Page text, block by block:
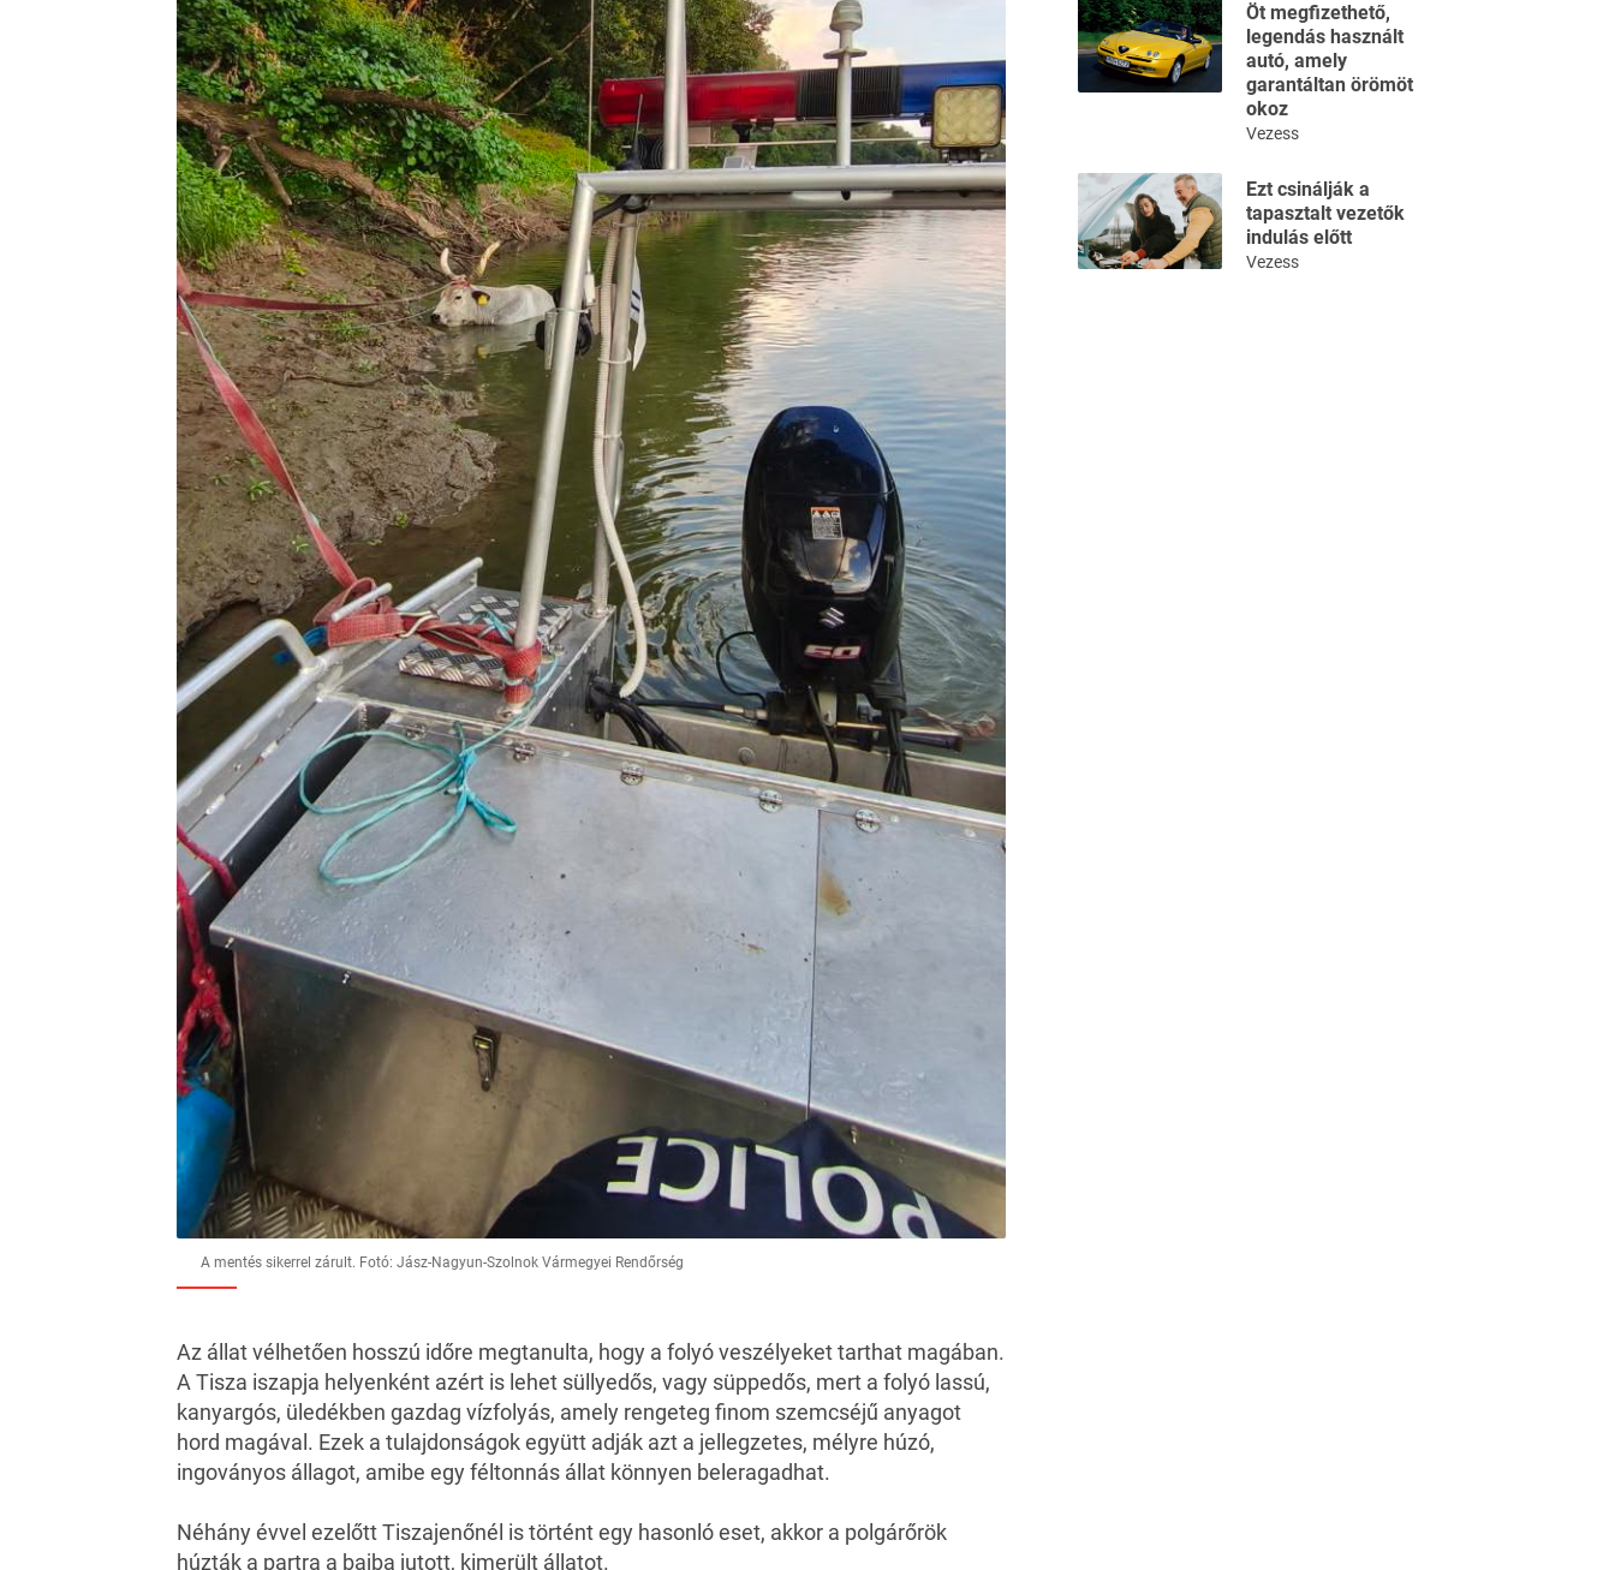
A mentés sikerrel zárult. Fotó: Jász-Nagyun-Szolnok Vármegyei Rendőrség
Az állat vélhetően hosszú időre megtanulta, hogy a folyó veszélyeket tarthat magában.
A Tisza iszapja helyenként azért is lehet süllyedős, vagy süppedős, mert a folyó lassú,
kanyargós, üledékben gazdag vízfolyás, amely rengeteg finom szemcséjű anyagot
hord magával. Ezek a tulajdonságok együtt adják azt a jellegzetes, mélyre húzó,
ingoványos állagot, amibe egy féltonnás állat könnyen beleragadhat.
Néhány évvel ezelőtt Tiszajenőnél is történt egy hasonló eset, akkor a polgárőrök
húzták a partra a bajba jutott, kimerült állatot.
Öt megfizethető,
legendás használt
autó, amely
garantáltan örömöt
okoz
Vezess
Ezt csinálják a
tapasztalt vezetők
indulás előtt
Vezess